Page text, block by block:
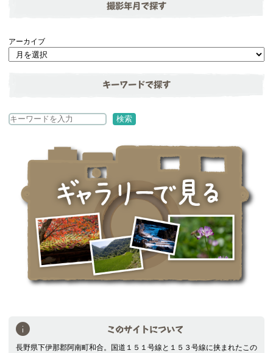
撮影年月で探す
アーカイブ
キーワードで探す
検
検索
このサイトについて
長野県下伊那郡阿南町和合。国道１５１号線と１５３号線に挟まれたこの